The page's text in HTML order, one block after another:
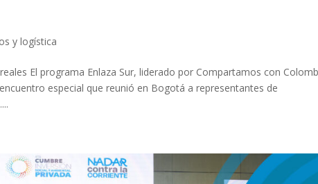
y logística
El programa Enlaza Sur, liderado por Compartamos con
especial que reunió en Bogotá a representantes de